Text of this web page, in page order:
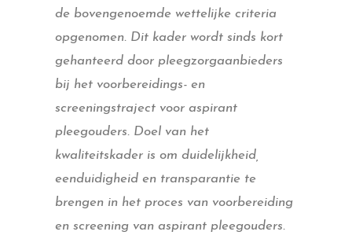
de bovengenoemde wettelijke criteria
opgenomen. Dit kader wordt sinds kort
gehanteerd door pleegzorgaanbieders
bij het voorbereidings- en
screeningstraject voor aspirant
pleegouders. Doel van het
kwaliteitskader is om duidelijkheid,
eenduidigheid en transparantie te
brengen in het proces van voorbereiding
en screening van aspirant pleegouders.